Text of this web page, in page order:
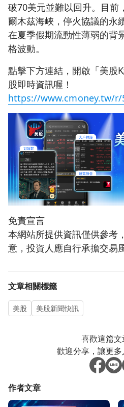
破70美元並難以回升。目前
爾木茲海峽，停火協議的永
在夏季假期流動性薄弱的背
格波動。
點擊下方連結，開啟「美股
股即時資訊喔！
https://www.cmoney.tw/r/
免責宣言
本網站所提供資訊僅供參考
意，投資人應自行承擔交易
文章相關標籤
美股 美股新聞快訊
喜歡這篇文
歡迎分享，讓更多
作者文章